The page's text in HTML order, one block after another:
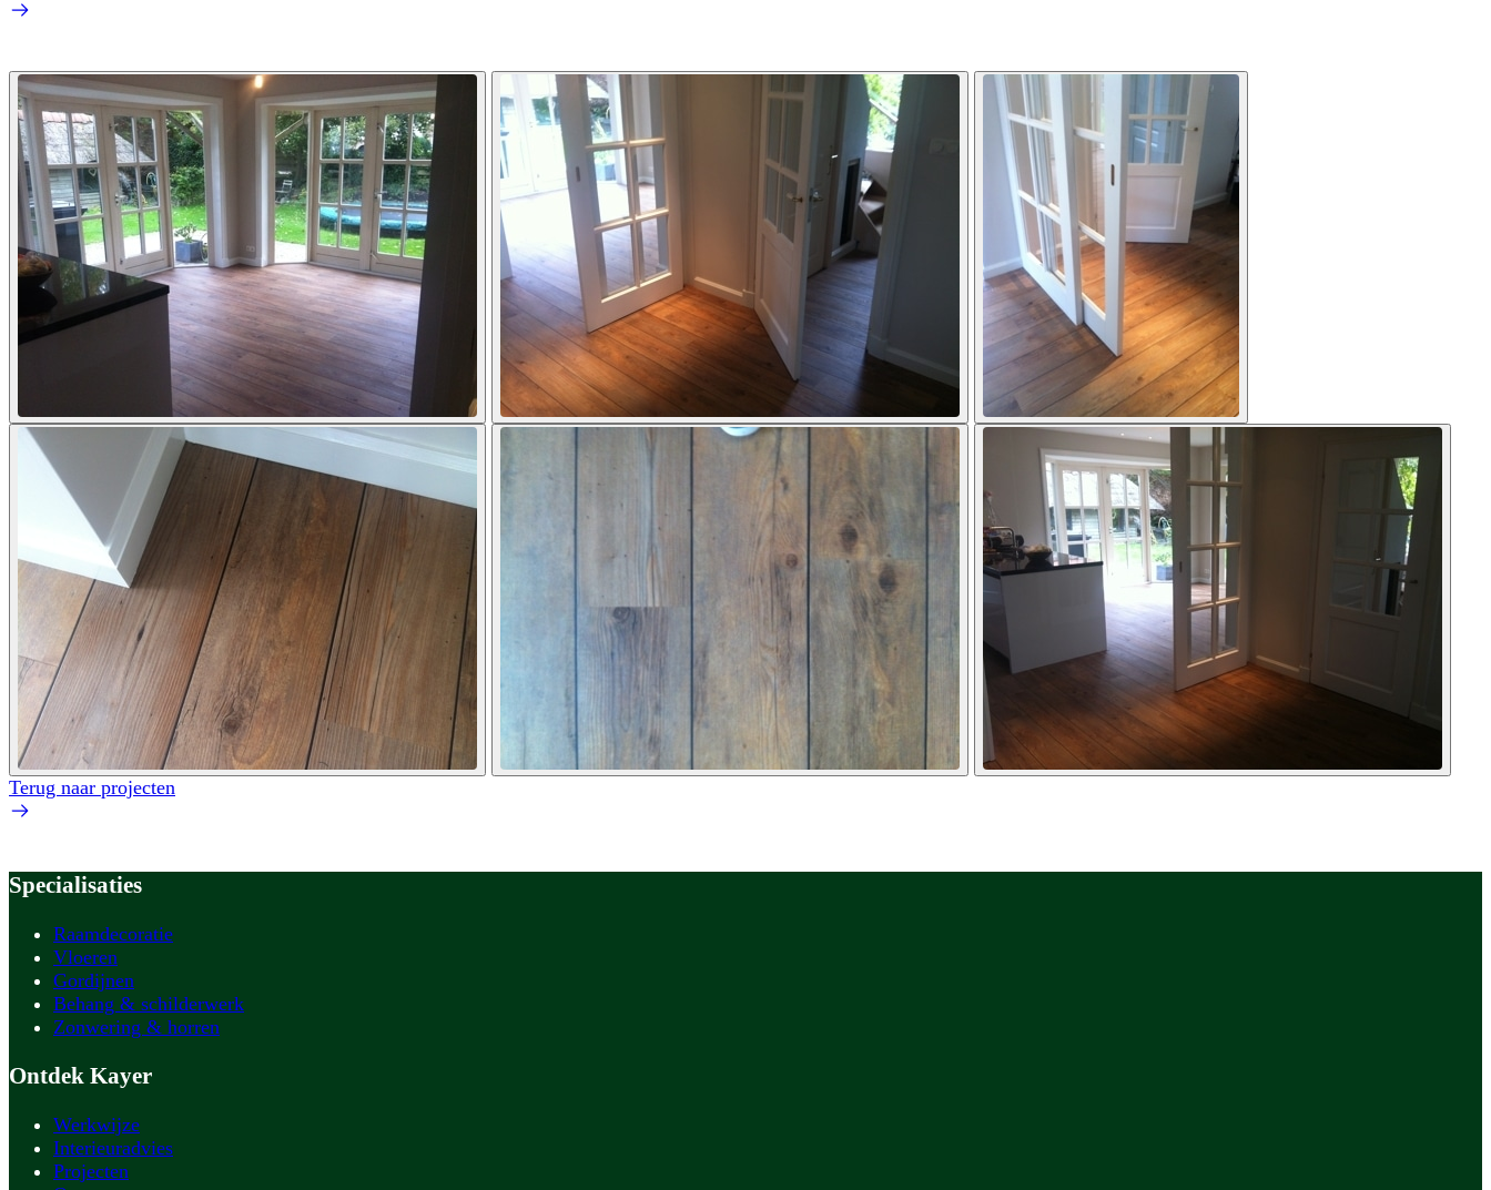
Terug naar projecten
Specialisaties
Raamdecoratie
Vloeren
Gordijnen
Behang & schilderwerk
Zonwering & horren
Ontdek Kayer
Werkwijze
Interieuradvies
Projecten